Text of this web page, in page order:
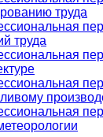
труда
труда